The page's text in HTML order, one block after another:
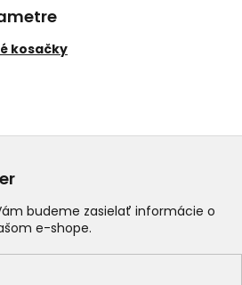
kosačky
budeme zasielať informácie o
e-shope.